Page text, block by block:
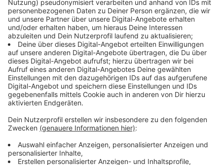
Streaming-Dienst: Sky Ticket
Anzeige
Wir benötigen Ihre
Zustimmung, um den YouTube
Video-Service zu laden!
Wir verwenden einen Service eines
einzubetten. Dieser Service kann
Daten zu Ihren Aktivitäten